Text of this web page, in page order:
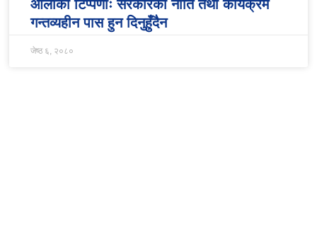
ओलीको टिप्पणीः सरकारको नीति तथा कार्यक्रम
गन्तव्यहीन पास हुन दिनुहुँदैन
जेष्ठ ६, २०८०